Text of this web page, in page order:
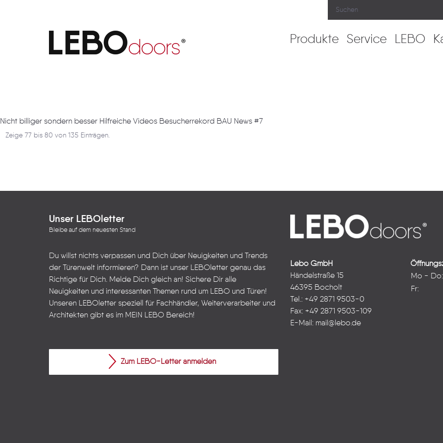
Produkte Service LEBO
Nicht billiger sondern besser Hilfreiche Videos Besucherrekord BAU News #7
Zeige 77 bis 80 von 135 Einträgen.
Unser LEBOletter
Bleibe auf dem neuesten Stand
Du willst nichts verpassen und Dich über Neuigkeiten und Trends
der Türenwelt informieren? Dann ist unser LEBOletter genau das
Richtige für Dich. Melde Dich gleich an! Sichere Dir alle
Neuigkeiten und interessanten Themen rund um LEBO und Türen!
Unseren LEBOletter speziell für Fachhändler, Weiterverarbeiter und
Architekten gibt es im MEIN LEBO Bereich!
Zum LEBO-Letter anmelden
Lebo GmbH
Händelstraße 15
46395 Bocholt
Tel.: +49 2871 9503-0
Fax: +49 2871 9503-109
E-Mail: mail@lebo.de
Mo - Do:
Fr: